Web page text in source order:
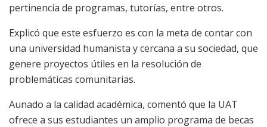
pertinencia de programas, tutorías, entre otros.
Explicó que este esfuerzo es con la meta de contar con
una universidad humanista y cercana a su sociedad, que
genere proyectos útiles en la resolución de
problemáticas comunitarias.
Aunado a la calidad académica, comentó que la UAT
ofrece a sus estudiantes un amplio programa de becas